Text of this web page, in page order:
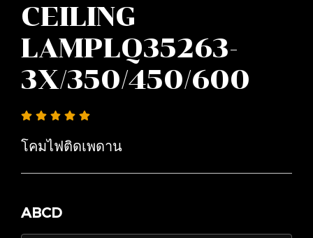
CEILING
LAMPLQ35263-
3X/350/450/600
โคมไฟติดเพดาน
ABCD